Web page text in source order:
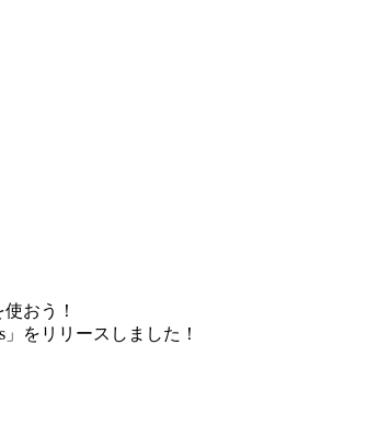
おう！
をリリースしました！